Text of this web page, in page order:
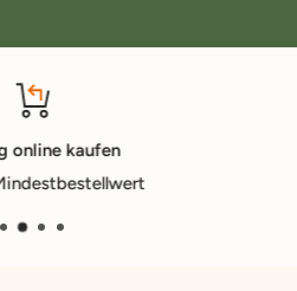
online kaufen